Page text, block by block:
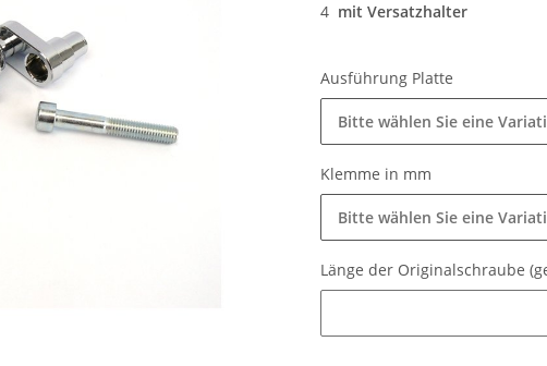
4 mit Versatzhalter
Ausführung Platte
Bitte wählen Sie eine
Klemme in mm
Bitte wählen Sie eine
Länge der Originalschraube